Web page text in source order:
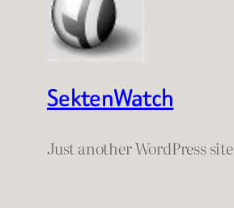
SektenWatch
Just another WordPress site